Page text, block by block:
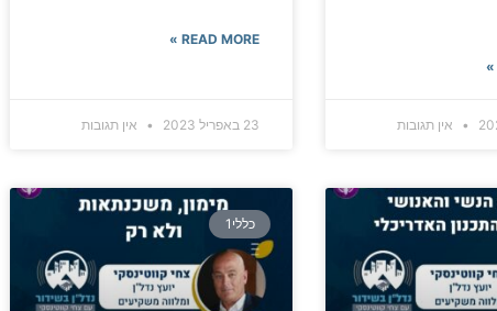
אין תגובות
READ MORE »
23 באפריל 2023 אין תגובות
כללי1